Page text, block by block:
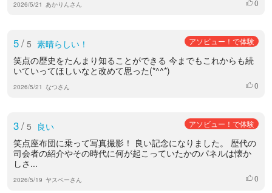
2026/5/21 あかりんさん いいね
0
5/ 5 素晴らしい！ アソビュー！で体験
笑点の歴史をたんまり知ることができる 今までもこれからも続
いていってほしいなと改めて思った(*^^*)
2026/5/21 なつさん いいね
0
3/ 5 良い アソビュー！で体験
笑点座布団に乗って写真撮影！ 良い記念になりました。 歴代の
司会者の紹介やその時代に何が起こっていたかのパネルは懐か
しさ...
2026/5/19 ヤスベーさん いいね
0